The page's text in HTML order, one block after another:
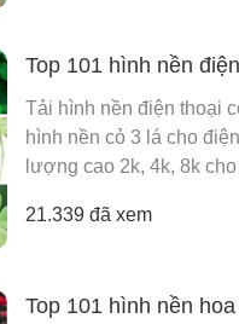
Top 101 hình nền
Tải hình nền điện thoại
hình nền cỏ 3 lá cho
lượng cao 2k, 4k, 8k
21.339 đã xem
Top 101 hình nền